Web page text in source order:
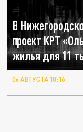
В
проект КРТ
жилья для 11
06 АВГУСТА 10:16